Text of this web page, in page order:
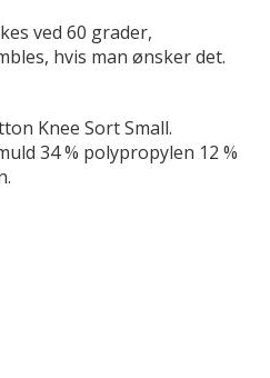
ved 60 grader,
hvis man ønsker det.
Knee Sort Small.
34 % polypropylen 12 %